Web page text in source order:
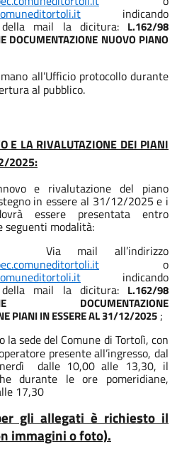
indicando
della mail la dicitura: L.162/98
DOCUMENTAZIONE NUOVO PIANO
all’Ufficio protocollo durante
al pubblico.
E LA RIVALUTAZIONE DEI PIANI
2025:
e rivalutazione del piano
in essere al 31/12/2025 e i
essere presentata entro
seguenti modalità:
Via mail all’indirizzo
o
indicando
della mail la dicitura: L.162/98
DOCUMENTAZIONE
PIANI IN ESSERE AL 31/12/2025 ;
la sede del Comune di Tortolì, con
presente all’ingresso, dal
dalle 10,00 alle 13,30, il
durante le ore pomeridiane,
17,30
gli allegati è richiesto il
immagini o foto).